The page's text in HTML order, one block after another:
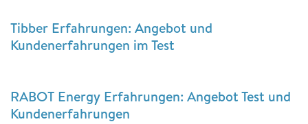
Tibber Erfahrungen: Angebot und
Kundenerfahrungen im Test
RABOT Energy Erfahrungen: Angebot Test und
Kundenerfahrungen